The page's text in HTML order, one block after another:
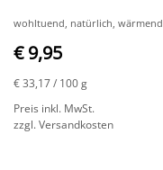
wohltuend, natürlich, wärmend
€ 9,95
€ 33,17/ 100 g
Preis inkl. MwSt.
zzgl. Versandkosten